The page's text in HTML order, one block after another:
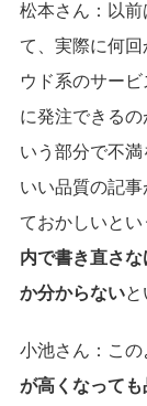
松本さん： 以前
て、実際に何
ウド系のサー
に発注できるの
いう部分で不
いい品質の記
ておかしいと
内で書き直さ
か分からないと
小池さん： こ
が高くなって